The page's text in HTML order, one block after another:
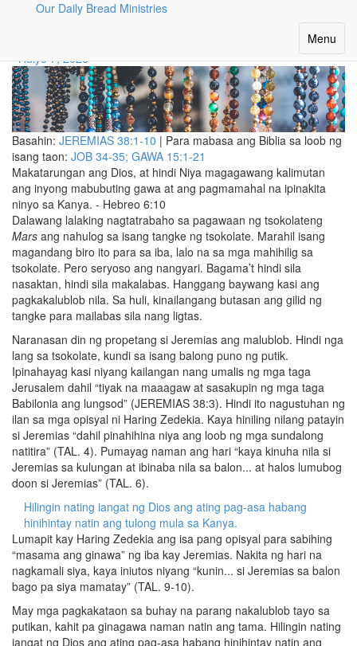
Our Daily Bread Ministries
Toggle
Menu
Hulyo 7, 2026
Basahin: JEREMIAS 38:1-10 | Para mabasa ang Biblia sa loob ng
isang taon: JOB 34-35; GAWA 15:1-21
Makatarungan ang Dios, at hindi Niya magagawang kalimutan
ang inyong mabubuting gawa at ang pagmamahal na ipinakita
ninyo sa Kanya. - Hebreo 6:10
Dalawang lalaking nagtatrabaho sa pagawaan ng tsokolateng
Mars ang nahulog sa isang tangke ng tsokolate. Marahil isang
magandang biro ito para sa iba, lalo na sa mga mahihilig sa
tsokolate. Pero seryoso ang nangyari. Bagama’t hindi sila
nasaktan, hindi sila makalabas. Hanggang baywang kasi ang
pagkakalublob nila. Sa huli, kinailangang butasan ang gilid ng
tangke para mailabas sila nang ligtas.
Naranasan din ng propetang si Jeremias ang malublob. Hindi nga
lang sa tsokolate, kundi sa isang balong puno ng putik.
Ipinahayag kasi niyang kailangan nang umalis ng mga taga
Jerusalem dahil “tiyak na maaagaw at sasakupin ng mga taga
Babilonia ang lungsod” (JEREMIAS 38:3). Hindi ito nagustuhan ng
ilan sa mga opisyal ni Haring Zedekia. Kaya hiniling nilang patayin
si Jeremias “dahil pinahihina niya ang loob ng mga sundalong
natitira” (TAL. 4). Pumayag naman ang hari “kaya kinuha nila si
Jeremias sa kulungan at ibinaba nila sa balon... at halos lumubog
doon si Jeremias” (TAL. 6).
Hilingin nating iangat ng Dios ang ating pag-asa habang
hinihintay natin ang tulong mula sa Kanya.
Lumapit kay Haring Zedekia ang isa pang opisyal para sabihing
“masama ang ginawa” ng iba kay Jeremias. Nakita ng hari na
nagkamali siya, kaya iniutos niyang “kunin... si Jeremias sa balon
bago pa siya mamatay” (TAL. 9-10).
May mga pagkakataon sa buhay na parang nakalublob tayo sa
putikan, kahit pa ginagawa naman natin ang tama. Hilingin nating
iangat ng Dios ang ating pag-asa habang hinihintay natin ang